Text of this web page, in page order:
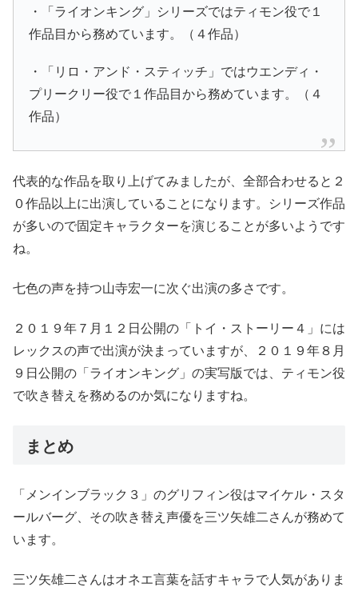
・「ライオンキング」シリーズではティモン役で１
作品目から務めています。（４作品）
・「リロ・アンド・スティッチ」ではウエンディ・
プリークリー役で１作品目から務めています。（４
作品）
代表的な作品を取り上げてみましたが、全部合わせると２
０作品以上に出演していることになります。シリーズ作品
が多いので固定キャラクターを演じることが多いようです
ね。
七色の声を持つ山寺宏一に次ぐ出演の多さです。
２０１９年７月１２日公開の 「トイ・ストーリー４」 には
レックスの声で出演が決まっていますが、２０１９年８月
９日公開の 「ライオンキング」 の実写版では、ティモン役
で吹き替えを務めるのか気になりますね。
まとめ
「メンインブラック３」のグリフィン役はマイケル・スタ
ールバーグ、その吹き替え声優を三ツ矢雄二さんが務めて
います。
三ツ矢雄二さんはオネエ言葉を話すキャラで人気がありま